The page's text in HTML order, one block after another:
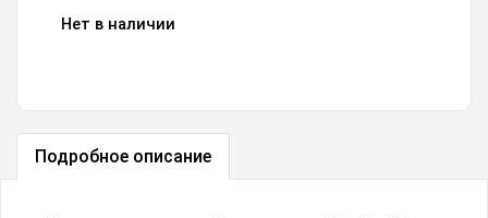
Нет в наличии
Подробное описание